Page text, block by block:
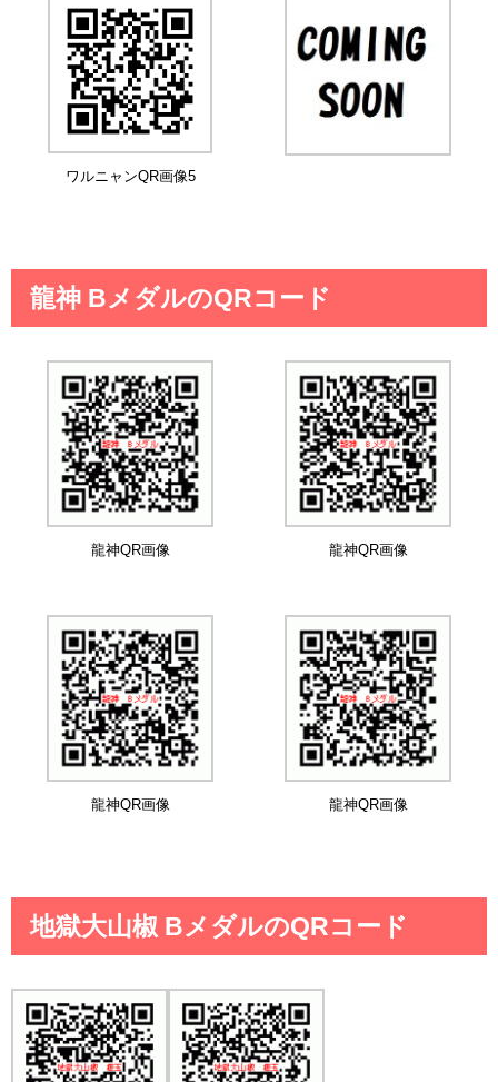
ワルニャンQR画像5
龍神 BメダルのQRコード
龍神QR画像 龍神QR画像
龍神QR画像 龍神QR画像
地獄大山椒 BメダルのQRコード